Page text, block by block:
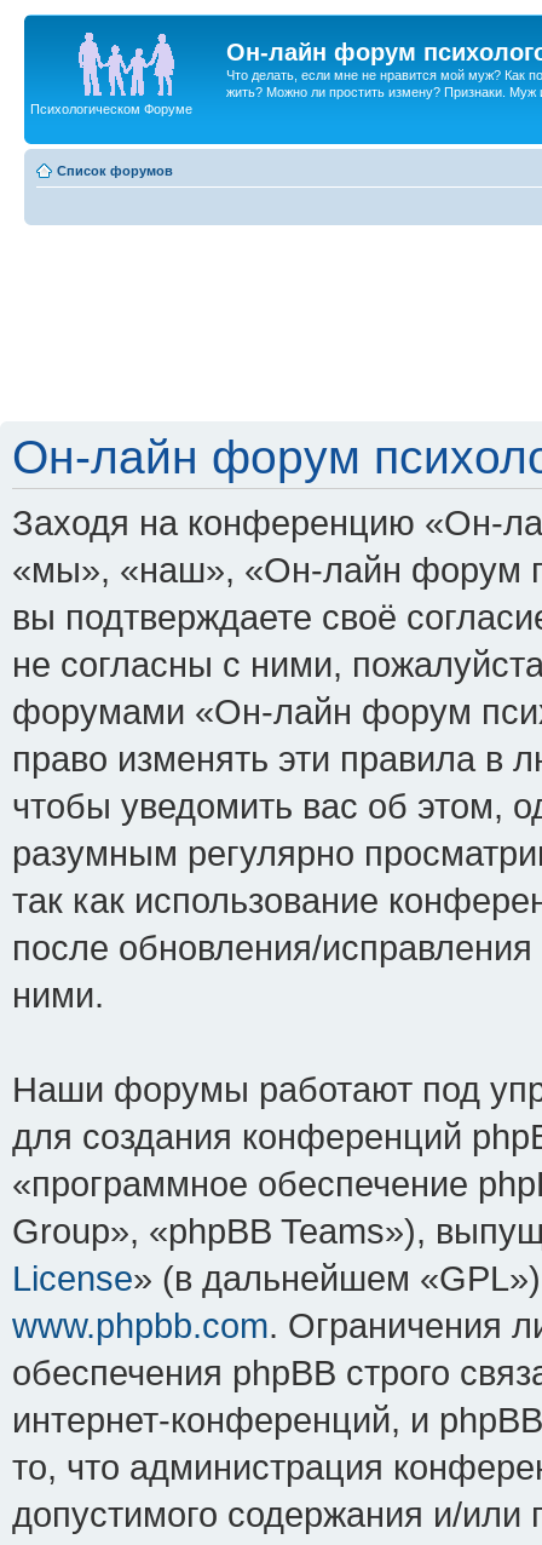
Он-лайн форум
Что делать, если мне не нравится мой муж? Как
жить? Можно ли простить измену? Признаки. Муж
Психологическом Форуме
Список форумов
Он-лайн форум
Заходя на конференцию «Он-
«мы», «наш», «Он-лайн форум
вы подтверждаете своё
не согласны с ними,
форумами «Он-лайн форум
право изменять эти правила в
чтобы уведомить вас об этом,
разумным регулярно
так как использование
после обновления/
ними.
Наши форумы работают под
для создания конференций
«программное обеспечение
Group», «phpBB Teams»),
License» (в дальнейшем
www.phpbb.com. Ограничения
обеспечения phpBB строго
интернет-конференций, и
то, что администрация
допустимого содержания и/или